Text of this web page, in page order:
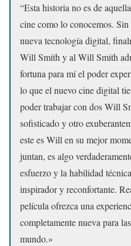
“Esta historia no es de
cine como lo conocemos.
nueva tecnología digital,
Will Smith y al Will Smith
fortuna para mí el poder
lo que el nuevo cine digital
poder trabajar con dos Will
sofisticado y otro
este es Will en su mejor
juntan, es algo
esfuerzo y la habilidad
inspirador y reconfortante.
película ofrezca una
completamente nueva para
mundo.»